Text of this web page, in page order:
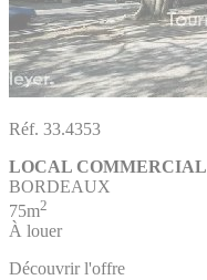
Réf. 33.4353
LOCAL COMMERCIAL
BORDEAUX
75m2
À louer
Découvrir l'offre